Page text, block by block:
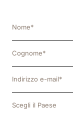
Scegli il Paese